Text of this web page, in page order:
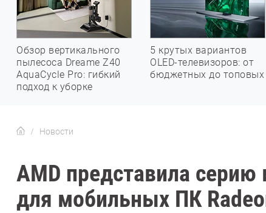
Обзор вертикального
пылесоса Dreame Z40
AquaCycle Pro: гибкий
подход к уборке
5 крутых вариантов
OLED-телевизоров: от
бюджетных до топовых
Новости
AMD представила
для мобильных ПК